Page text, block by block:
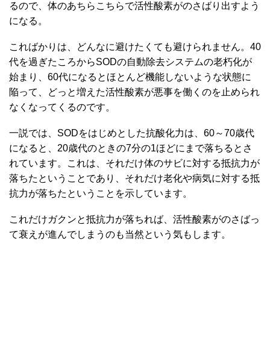
るので、体のあちらこちらで活性酸素がのさばり出すよう
になる。
こればかりは、どんなに避けたくても避けられません。40
代を過ぎたころからSODの自動除去システムの老朽化が
始まり、60代になるとほとんど機能しないような状態に
陥って、どっと増えた活性酸素が悪事を働くのを止められ
なくなってくるのです。
一説では、SODをはじめとした抗酸化力は、60～70歳代
になると、20歳代のときの7分の1ほどにまで落ちるとさ
れています。これは、それだけ体のサビに対する抵抗力が
落ちたということであり、それだけ老化や病気に対する抵
抗力が落ちたということを示しています。
これだけガクンと抵抗力が落ちれば、活性酸素がのさばっ
て衰えが進んでしまうのも当然という気もします。